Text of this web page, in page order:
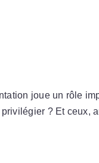
joue un rôle
? Et ceux,